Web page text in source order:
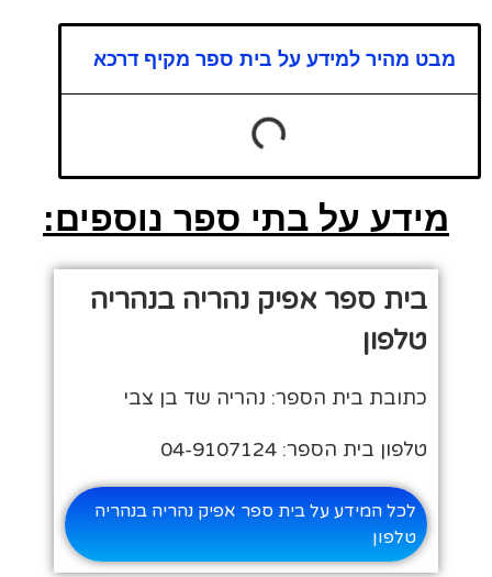
מבט מהיר למידע על בית ספר מקיף דרכא
מידע על בתי ספר נוספים:
בית ספר אפיק נהריה בנהריה
טלפון
כתובת בית הספר: נהריה שד בן צבי
טלפון בית הספר: 04-9107124
לכל המידע על בית ספר אפיק נהריה בנהריה
טלפון